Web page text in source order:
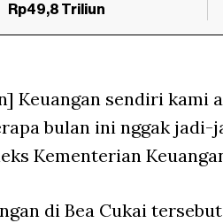
Rp49,8 Triliun
Keuangan sendiri kami
bulan ini nggak jadi-
Kementerian
di Bea Cukai